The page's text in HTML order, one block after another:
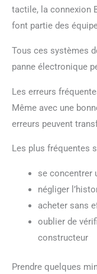
tactile, la connexion
font partie des
Tous ces systèmes doivent fonctionner correctement. Une
panne électronique
Les erreurs
Même avec une bonne réputation de fiabilité, certaines
erreurs peuvent
Les plus fréquentes
se
négliger
acheter sans
oublier de vérifier la durée restante de la garantie
constructeur
Prendre quelques minutes pour vérifier ces points permet